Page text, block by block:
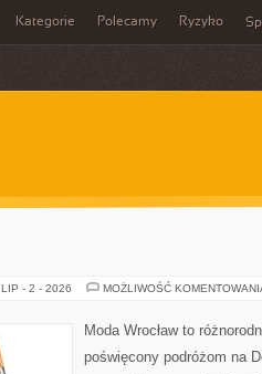
Kategorie Polecamy Ryzyko
LIP - 2 - 2026 MOŻLIWOŚĆ
Moda Wrocław to
poświęcony podróżom na